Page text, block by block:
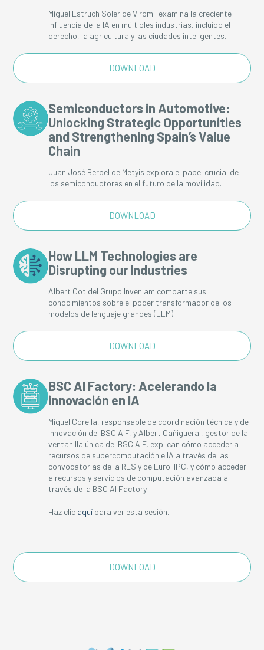
Miguel Estruch Soler de Viromii examina la creciente
influencia de la IA en múltiples industrias, incluido el
derecho, la agricultura y las ciudades inteligentes.
DOWNLOAD
Semiconductors in Automotive:
Unlocking Strategic Opportunities
and Strengthening Spain’s Value
Chain
Juan José Berbel de Metyis explora el papel crucial de
los semiconductores en el futuro de la movilidad.
DOWNLOAD
How LLM Technologies are
Disrupting our Industries
Albert Cot del Grupo Inveniam comparte sus
conocimientos sobre el poder transformador de los
modelos de lenguaje grandes (LLM).
DOWNLOAD
BSC AI Factory: Acelerando la
innovación en IA
Miquel Corella, responsable de coordinación técnica y de
innovación del BSC AIF, y Albert Cañigueral, gestor de la
ventanilla única del BSC AIF, explican cómo acceder a
recursos de supercomputación e IA a través de las
convocatorias de la RES y de EuroHPC, y cómo acceder
a recursos y servicios de computación avanzada a
través de la BSC AI Factory.
Haz clic aquí para ver esta sesión.
DOWNLOAD